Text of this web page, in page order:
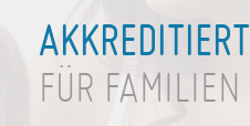
AKKREDITIERT
FÜR FAMILIEN